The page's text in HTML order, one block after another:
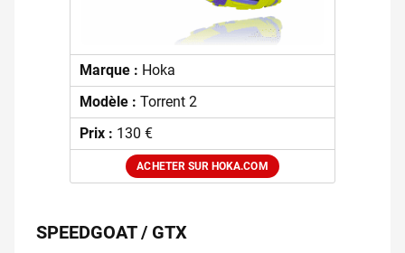
Marque : Hoka
Modèle : Torrent 2
Prix : 130 €
ACHETER SUR HOKA.COM
SPEEDGOAT / GTX